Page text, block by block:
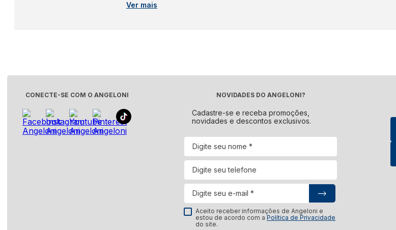
Qual é o melhor aspirador robô que existe?
Ver mais
CONECTE-SE COM O ANGELONI NOVIDADES DO ANGELONI?
Cadastre-se e receba promoções,
novidades e descontos exclusivos.
Aceito receber informações de Angeloni e
estou de acordo com aPolítica de Privacidade
do site.